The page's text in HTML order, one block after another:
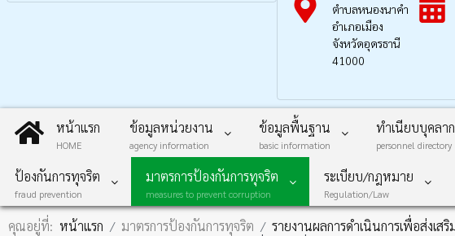
ตำบลหนองนาคำ
อำเภอเมือง
จังหวัดอุดรธานี
41000
หน้าแรก
HOME
ข้อมูลหน่วยงาน
agency information
ข้อมูลพื้นฐาน
basic information
ทำเนียบบุคลา
personnel directory
ป้องกันการทุจริต
fraud prevention
มาตรการป้องกันการทุจริต
measures to prevent corruption
ระเบียบ/กฎหมาย
Regulation/Law
คุณอยู่ที่: หน้าแรก มาตรการป้องกันการทุจริต
รายงานผลการดำเนินการเพื่อส่งเส